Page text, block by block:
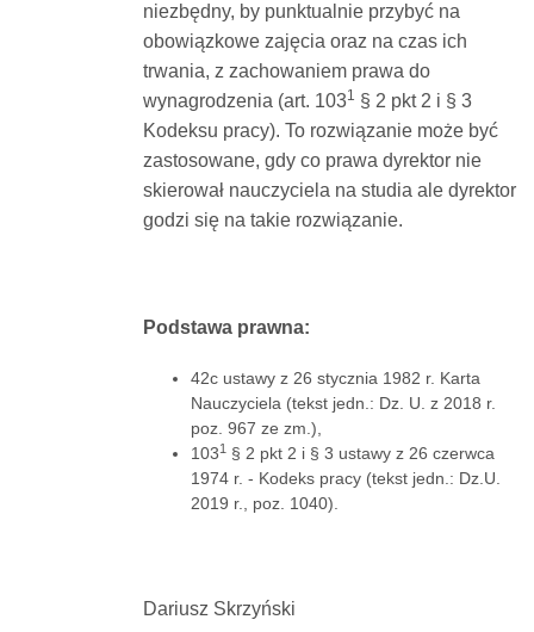
niezbędny, by punktualnie przybyć na
obowiązkowe zajęcia oraz na czas ich
trwania, z zachowaniem prawa do
wynagrodzenia (art. 1031 § 2 pkt 2 i § 3
Kodeksu pracy). To rozwiązanie może być
zastosowane, gdy co prawa dyrektor nie
skierował nauczyciela na studia ale dyrektor
godzi się na takie rozwiązanie.
Podstawa prawna:
42c ustawy z 26 stycznia 1982 r. Karta
Nauczyciela (tekst jedn.: Dz. U. z 2018 r.
poz. 967 ze zm.),
1031§ 2 pkt 2 i § 3 ustawy z 26 czerwca
1974 r. - Kodeks pracy (tekst jedn.: Dz.U.
2019 r., poz. 1040).
Dariusz Skrzyński